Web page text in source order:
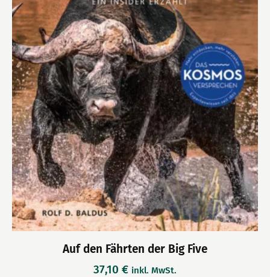
Auf den Fährten der Big Five
37,10 € inkl. MwSt.